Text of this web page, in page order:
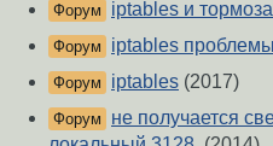
Форум iptables и тормоза
Форум iptables проблемы
Форум iptables (2017)
Форум
не получается